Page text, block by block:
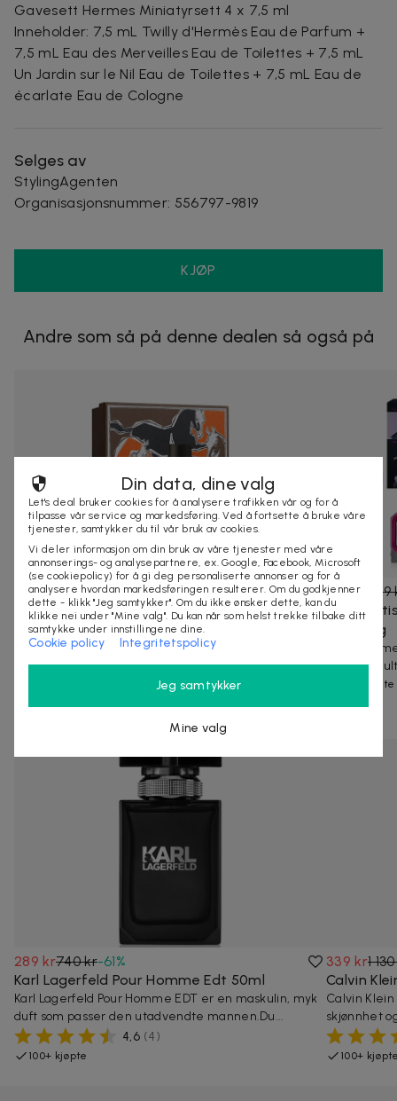
Gavesett Hermes Miniatyrsett 4 x 7,5 ml
Inneholder: 7,5 mL Twilly d'Hermès Eau de Parfum +
7,5 mL Eau des Merveilles Eau de Toilettes + 7,5 mL
Un Jardin sur le Nil Eau de Toilettes + 7,5 mL Eau de
écarlate Eau de Cologne
Selges av
StylingAgenten
Organisasjonsnummer: 556797-9819
KJØP
Andre som så på denne dealen så også på
1 269 kr1 575 kr- 19%
Giftset Hermes Terre d'Hermes Edt 100ml +
Shower Gel 80ml
Hermes Terre d'Hermes beskrivs som en resa genom
flera element och blandar gnistrande note...
549 kr
5-i-1
krølltang
Lag
smarte
30+ kjøpte
Andre som så på denne dealen så også på
289 kr740 kr-61%
Karl Lagerfeld Pour Homme Edt 50ml
Karl Lagerfeld Pour Homme EDT er en maskulin, myk
duft som passer den utadvendte mannen.Du...
4,6 (4)
100+ kjøpte
339 kr1
Calvin
Calvin
skjønnhet
100+
Din data, dine valg
Let's deal bruker cookies for å analysere trafikken vår og for å
tilpasse vår service og markedsføring. Ved å fortsette å bruke våre
tjenester, samtykker du til vår bruk av cookies.
Vi deler informasjon om din bruk av våre tjenester med våre
annonserings- og analysepartnere, ex. Google, Facebook, Microsoft
(se cookiepolicy) for å gi deg personaliserte annonser og for å
analysere hvordan markedsføringen resulterer. Om du godkjenner
dette - klikk "Jeg samtykker". Om du ikke ønsker dette, kan du
klikke nei under "Mine valg". Du kan når som helst trekke tilbake ditt
samtykke under innstillingene dine.
Cookie policy Integritetspolicy
Jeg samtykker
Mine valg